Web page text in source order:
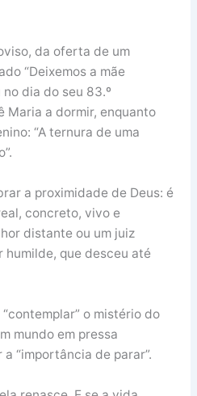
da oferta de um
“Deixemos a mãe
dia do seu 83.º
Maria a dormir, enquanto
“A ternura de uma
a proximidade de Deus: é
concreto, vivo e
distante ou um juiz
humilde, que desceu até
o mistério do
mundo em pressa
“importância de parar”.